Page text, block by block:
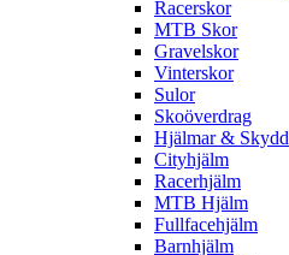
Racerskor
MTB Skor
Gravelskor
Vinterskor
Sulor
Skoöverdrag
Hjälmar & Skydd
Cityhjälm
Racerhjälm
MTB Hjälm
Fullfacehjälm
Barnhjälm